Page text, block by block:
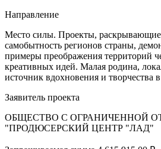
Направление
Место силы. Проекты, раскрывающие
самобытность регионов страны,
примеры преображения территорий
креативных идей. Малая родина,
источник вдохновения и творчества
Заявитель проекта
ОБЩЕСТВО С ОГРАНИЧЕННОЙ
"ПРОДЮСЕРСКИЙ ЦЕНТР "ЛАД"